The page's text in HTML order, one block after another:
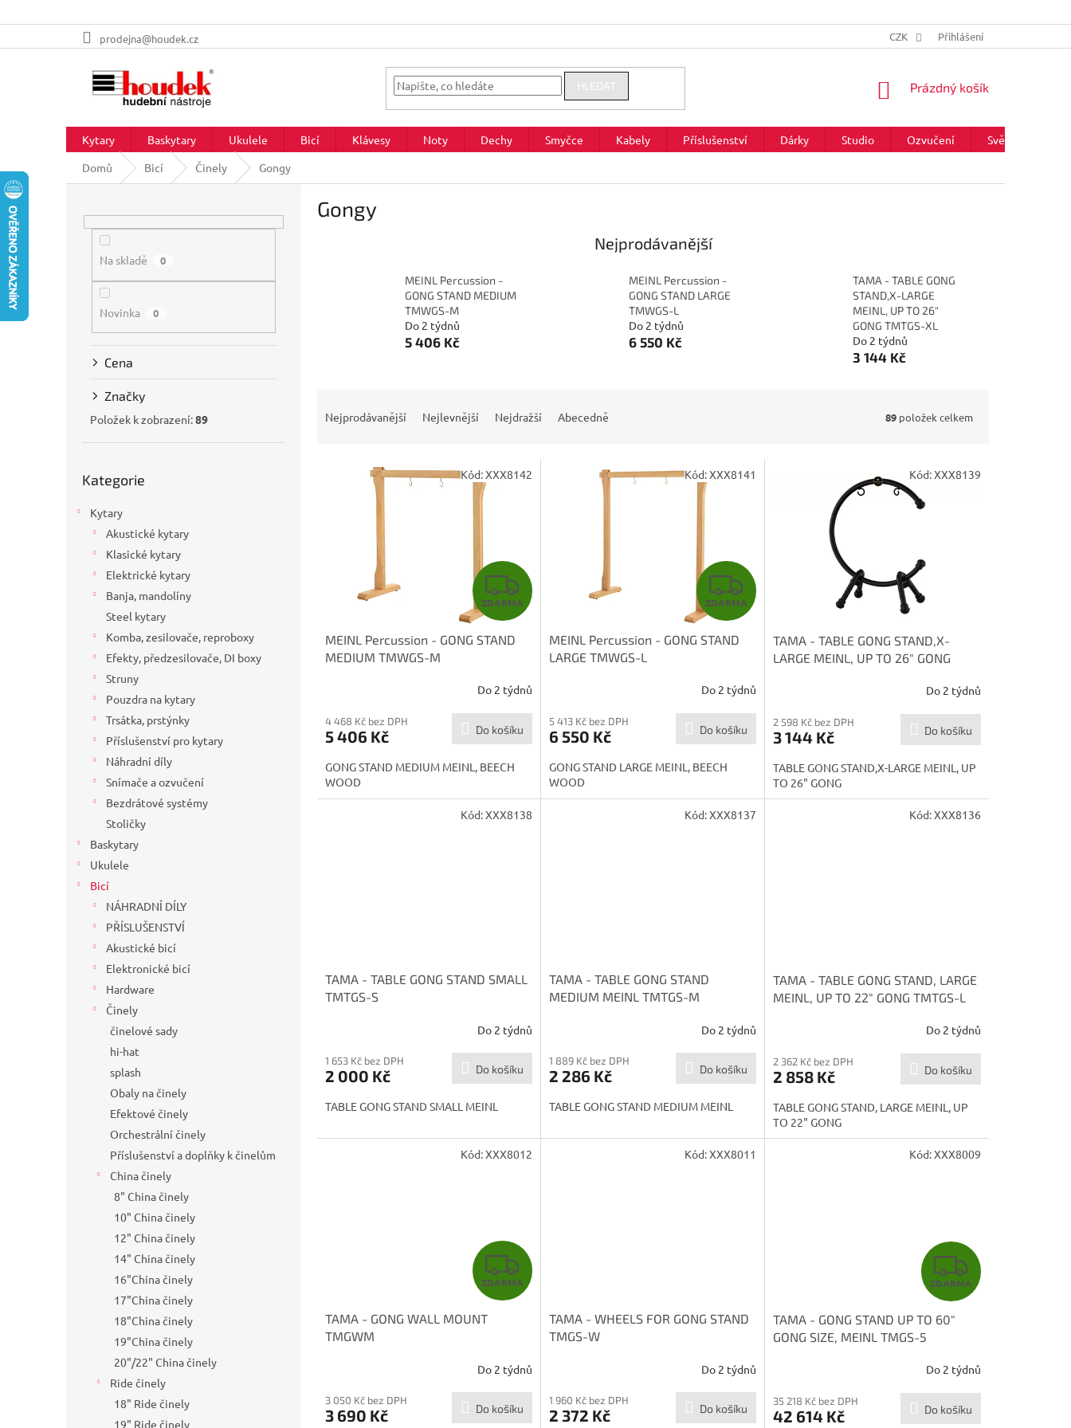
na
prodejna@houdek.cz CZK Přihlášení
HLEDAT
NÁKUPNÍ
Prázdný košík
Kytary Baskytary Ukulele Bicí Klávesy Noty Dechy Smyčce Kabely Příslušenství Dárky Studio Ozvučení Světla
Domů
Bicí Činely Gongy
Na skladě 0
Novinka 0
Cena
Značky
Položek k zobrazení:89
kategorie
Kategorie
Kytary
Akustické kytary
Klasické kytary
Elektrické kytary
Banja, mandolíny
Steel kytary
Komba, zesilovače, reproboxy
Efekty, předzesilovače, DI boxy
Struny
Pouzdra na kytary
Trsátka, prstýnky
Příslušenství pro kytary
Náhradní díly
Snímače a ozvučení
Bezdrátové systémy
Stoličky
Baskytary
Ukulele
Bicí
NÁHRADNÍ DÍLY
PŘÍSLUŠENSTVÍ
Akustické bicí
Elektronické bicí
Hardware
Činely
činelové sady
hi-hat
splash
Obaly na činely
Efektové činely
Orchestrální činely
Příslušenství a doplňky k činelům
China činely
8" China činely
10" China činely
12" China činely
14" China činely
16"China činely
17"China činely
18"China činely
19"China činely
20"/22" China činely
Ride činely
18" Ride činely
19" Ride činely
Gongy
Nejprodávanější
MEINL Percussion -
GONG STAND MEDIUM
TMWGS-M
Do 2 týdnů
5 406 Kč
MEINL Percussion -
GONG STAND LARGE
TMWGS-L
Do 2 týdnů
6 550 Kč
TAMA - TABLE GONG
STAND,X-LARGE
MEINL, UP TO 26"
GONG TMTGS-XL
Do 2 týdnů
3 144 Kč
Nejprodávanější Nejlevnější Nejdražší Abecedně 89 položek celkem
Z
D
R
M
A
ZDARMA
MEINL Percussion - GONG STAND
MEDIUM TMWGS-M
Do 2 týdnů
4 468 Kč bez DPH
5 406 Kč Do košíku
GONG STAND MEDIUM MEINL, BEECH
WOOD
Kód:XXX8142
Z
D
R
M
A
ZDARMA
MEINL Percussion - GONG STAND
LARGE TMWGS-L
Do 2 týdnů
5 413 Kč bez DPH
6 550 Kč Do košíku
GONG STAND LARGE MEINL, BEECH
WOOD
Kód:XXX8141
TAMA - TABLE GONG STAND,X-
LARGE MEINL, UP TO 26" GONG
Do 2 týdnů
2 598 Kč bez DPH
3 144 Kč Do košíku
TABLE GONG STAND,X-LARGE MEINL, UP
TO 26" GONG
Kód:XXX8139
TAMA - TABLE GONG STAND SMALL
TMTGS-S
Do 2 týdnů
1 653 Kč bez DPH
2 000 Kč Do košíku
TABLE GONG STAND SMALL MEINL
Kód:XXX8138
TAMA - TABLE GONG STAND
MEDIUM MEINL TMTGS-M
Do 2 týdnů
1 889 Kč bez DPH
2 286 Kč Do košíku
TABLE GONG STAND MEDIUM MEINL
Kód:XXX8137
TAMA - TABLE GONG STAND, LARGE
MEINL, UP TO 22" GONG TMTGS-L
Do 2 týdnů
2 362 Kč bez DPH
2 858 Kč Do košíku
TABLE GONG STAND, LARGE MEINL, UP
TO 22" GONG
Kód:XXX8136
Z
D
R
M
ZDARMA
TAMA - GONG WALL MOUNT
TMGWM
Do 2 týdnů
3 050 Kč bez DPH
3 690 Kč Do košíku
Kód:XXX8012
TAMA - WHEELS FOR GONG STAND
TMGS-W
Do 2 týdnů
1 960 Kč bez DPH
2 372 Kč Do košíku
Kód:XXX8011
Z
D
R
M
ZDARMA
TAMA - GONG STAND UP TO 60"
GONG SIZE, MEINL TMGS-5
Do 2 týdnů
35 218 Kč bez DPH
42 614 Kč Do košíku
Kód:XXX8009